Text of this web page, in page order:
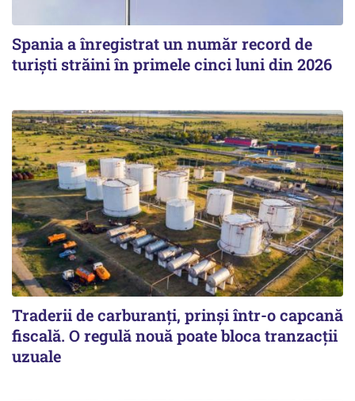
Spania a înregistrat un număr record de
turiști străini în primele cinci luni din 2026
Traderii de carburanți, prinși într-o capcană
fiscală. O regulă nouă poate bloca tranzacții
uzuale